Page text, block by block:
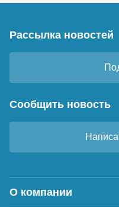
Рассылка новостей
Сообщить новость
О компании